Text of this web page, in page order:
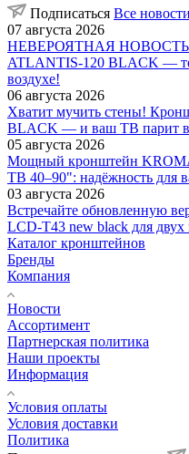
Подписаться Все новости
07 августа 2026
НЕВЕРОЯТНАЯ НОВОСТЬ!
ATLANTIS-120 BLACK —
воздухе!
06 августа 2026
Хватит мучить стены!
BLACK — и ваш ТВ парит в
05 августа 2026
Мощный кронштейн
ТВ 40–90": надёжность для
03 августа 2026
Встречайте обновленную
LCD-T43 new black для двух
Каталог кронштейнов
Бренды
Компания
Новости
Ассортимент
Партнерская политика
Наши проекты
Информация
Условия оплаты
Условия доставки
Политика